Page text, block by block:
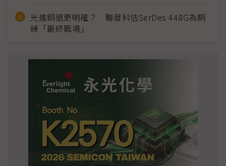
光進銅退更明確？ 聯發科估SerDes 448G為銅
線「最終戰場」